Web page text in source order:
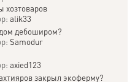
хозтоваров
alik33
дебоширом?
Samodur
axied123
закрыл экоферму?